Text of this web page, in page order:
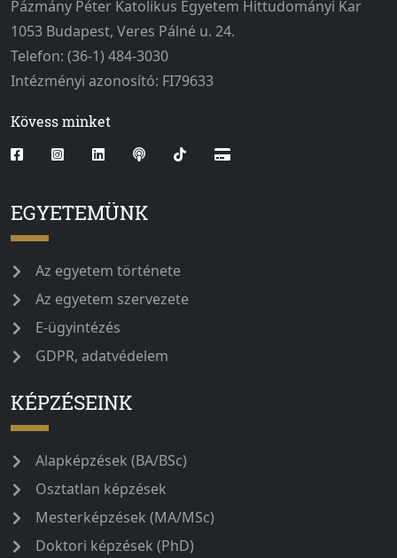
Pázmány Péter Katolikus Egyetem Hittudományi Kar
1053 Budapest, Veres Pálné u. 24.
Telefon: (36-1) 484-3030
Intézményi azonosító: FI79633
Kövess minket
EGYETEMÜNK
Az egyetem története
Az egyetem szervezete
E-ügyintézés
GDPR, adatvédelem
KÉPZÉSEINK
Alapképzések (BA/BSc)
Osztatlan képzések
Mesterképzések (MA/MSc)
Doktori képzések (PhD)